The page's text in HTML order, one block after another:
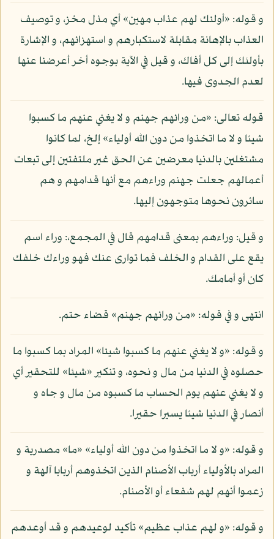
و قوله: «أولئك لهم عذاب مهين» أي مذل مخز، و توصيف
العذاب بالإهانة مقابلة لاستكبارهم و استهزائهم، و الإشارة
بأولئك إلى كل أفاك، و قيل في الآية بوجوه أخر أعرضنا عنها
لعدم الجدوى فيها.
قوله تعالى: «من ورائهم جهنم و لا يغني عنهم ما كسبوا
شيئا و لا ما اتخذوا من دون الله أولياء» إلخ، لما كانوا
مشتغلين بالدنيا معرضين عن الحق غير ملتفتين إلى تبعات
أعمالهم جعلت جهنم وراءهم مع أنها قدامهم و هم
سائرون نحوها متوجهون إليها.
و قيل: وراءهم بمعنى قدامهم قال في المجمع،: وراء اسم
يقع على القدام و الخلف فما توارى عنك فهو وراءك خلفك
كان أو أمامك.
انتهى و في قوله: «من ورائهم جهنم» قضاء حتم.
و قوله: «و لا يغني عنهم ما كسبوا شيئا» المراد بما كسبوا ما
حصلوه في الدنيا من مال و نحوه، و تنكير «شيئا» للتحقير أي
و لا يغني عنهم يوم الحساب ما كسبوه من مال و جاه و
أنصار في الدنيا شيئا يسيرا حقيرا.
و قوله: «و لا ما اتخذوا من دون الله أولياء» «ما» مصدرية و
المراد بالأولياء أرباب الأصنام الذين اتخذوهم أربابا آلهة و
زعموا أنهم لهم شفعاء أو الأصنام.
و قوله: «و لهم عذاب عظيم» تأكيد لوعيدهم و قد أوعدهم